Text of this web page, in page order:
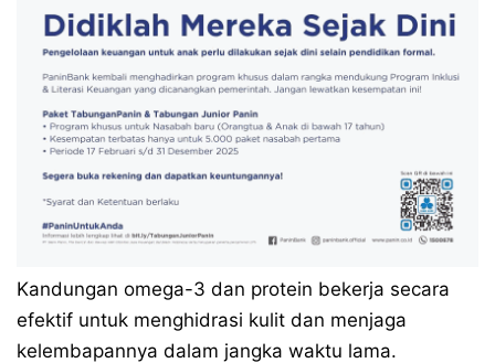
Kandungan omega-3 dan protein bekerja secara
efektif untuk menghidrasi kulit dan menjaga
kelembapannya dalam jangka waktu lama.